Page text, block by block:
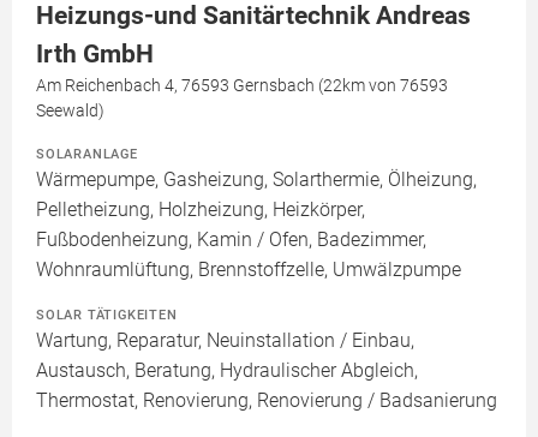
Heizungs-und Sanitärtechnik Andreas
Irth GmbH
Am Reichenbach 4, 76593 Gernsbach (22km von 76593
Seewald)
SOLARANLAGE
Wärmepumpe, Gasheizung, Solarthermie, Ölheizung,
Pelletheizung, Holzheizung, Heizkörper,
Fußbodenheizung, Kamin / Ofen, Badezimmer,
Wohnraumlüftung, Brennstoffzelle, Umwälzpumpe
SOLAR TÄTIGKEITEN
Wartung, Reparatur, Neuinstallation / Einbau,
Austausch, Beratung, Hydraulischer Abgleich,
Thermostat, Renovierung, Renovierung / Badsanierung